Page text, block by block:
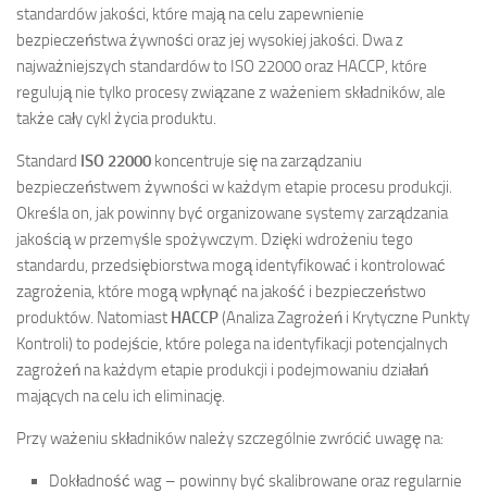
standardów jakości, które mają na celu zapewnienie
bezpieczeństwa żywności oraz jej wysokiej jakości. Dwa z
najważniejszych standardów to ISO 22000 oraz HACCP, które
regulują nie tylko procesy związane z ważeniem składników, ale
także cały cykl życia produktu.
Standard ISO 22000 koncentruje się na zarządzaniu
bezpieczeństwem żywności w każdym etapie procesu produkcji.
Określa on, jak powinny być organizowane systemy zarządzania
jakością w przemyśle spożywczym. Dzięki wdrożeniu tego
standardu, przedsiębiorstwa mogą identyfikować i kontrolować
zagrożenia, które mogą wpłynąć na jakość i bezpieczeństwo
produktów. Natomiast HACCP(Analiza Zagrożeń i Krytyczne Punkty
Kontroli) to podejście, które polega na identyfikacji potencjalnych
zagrożeń na każdym etapie produkcji i podejmowaniu działań
mających na celu ich eliminację.
Przy ważeniu składników należy szczególnie zwrócić uwagę na:
Dokładność wag – powinny być skalibrowane oraz regularnie